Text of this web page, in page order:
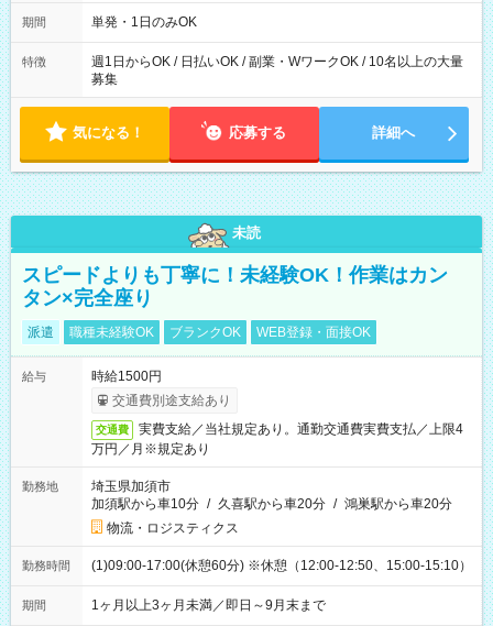
期間 単発・1日のみOK
特徴
週1日からOK / 日払いOK / 副業・WワークOK / 10名以上の大量
募集
気になる！ 応募する 詳細へ
未読
スピードよりも丁寧に！未経験OK！作業はカン
タン×完全座り
派遣 職種未経験OK ブランクOK WEB登録・面接OK
給与
時給1500円
交通費別途支給あり
交通費
実費支給／当社規定あり。通勤交通費実費支払／上限4
万円／月※規定あり
勤務地
埼玉県加須市
加須駅から車10分 / 久喜駅から車20分 / 鴻巣駅から車20分
物流・ロジスティクス
勤務時間 (1)09:00-17:00(休憩60分) ※休憩（12:00-12:50、15:00-15:10）
期間 1ヶ月以上3ヶ月未満／即日～9月末まで